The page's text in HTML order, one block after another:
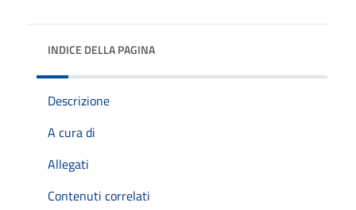
INDICE DELLA PAGINA
Descrizione
A cura di
Allegati
Contenuti correlati